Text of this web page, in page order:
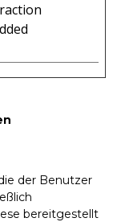
der Benutzer
bereitgestellt